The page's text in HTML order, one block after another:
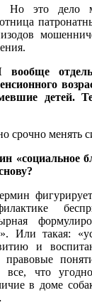
Но это дело
детей.
срочно менять
«социальное
Или такая:
и
правовые
все, что
в доме